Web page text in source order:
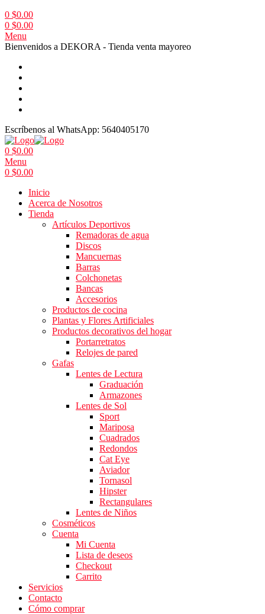
0 $0.00
0 $0.00
Menu
Bienvenidos a DEKORA - Tienda venta mayoreo
Escríbenos al WhatsApp: 5640405170
0 $0.00
Menu
0 $0.00
Inicio
Acerca de Nosotros
Tienda
Artículos Deportivos
Remadoras de agua
Discos
Mancuernas
Barras
Colchonetas
Bancas
Accesorios
Productos de cocina
Plantas y Flores Artificiales
Productos decorativos del hogar
Portarretratos
Relojes de pared
Gafas
Lentes de Lectura
Graduación
Armazones
Lentes de Sol
Sport
Mariposa
Cuadrados
Redondos
Cat Eye
Aviador
Tornasol
Hipster
Rectangulares
Lentes de Niños
Cosméticos
Cuenta
Mi Cuenta
Lista de deseos
Checkout
Carrito
Servicios
Contacto
Cómo comprar